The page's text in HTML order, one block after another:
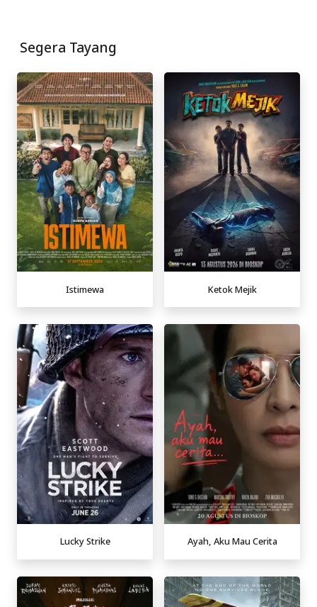
Segera Tayang
Istimewa Ketok Mejik
Lucky Strike Ayah, Aku Mau Cerita